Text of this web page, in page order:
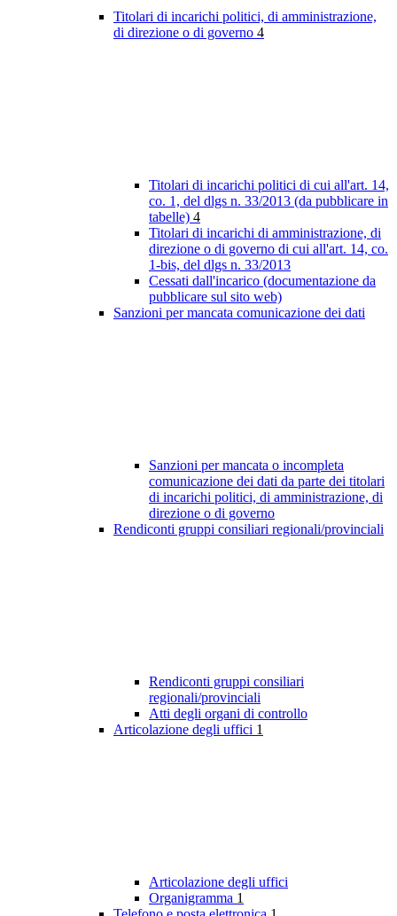
Titolari di incarichi politici, di amministrazione,
di direzione o di governo 4
Titolari di incarichi politici di cui all'art. 14,
co. 1, del dlgs n. 33/2013 (da pubblicare in
tabelle) 4
Titolari di incarichi di amministrazione, di
direzione o di governo di cui all'art. 14, co.
1-bis, del dlgs n. 33/2013
Cessati dall'incarico (documentazione da
pubblicare sul sito web)
Sanzioni per mancata comunicazione dei dati
Sanzioni per mancata o incompleta
comunicazione dei dati da parte dei titolari
di incarichi politici, di amministrazione, di
direzione o di governo
Rendiconti gruppi consiliari regionali/provinciali
Rendiconti gruppi consiliari
regionali/provinciali
Atti degli organi di controllo
Articolazione degli uffici 1
Articolazione degli uffici
Organigramma 1